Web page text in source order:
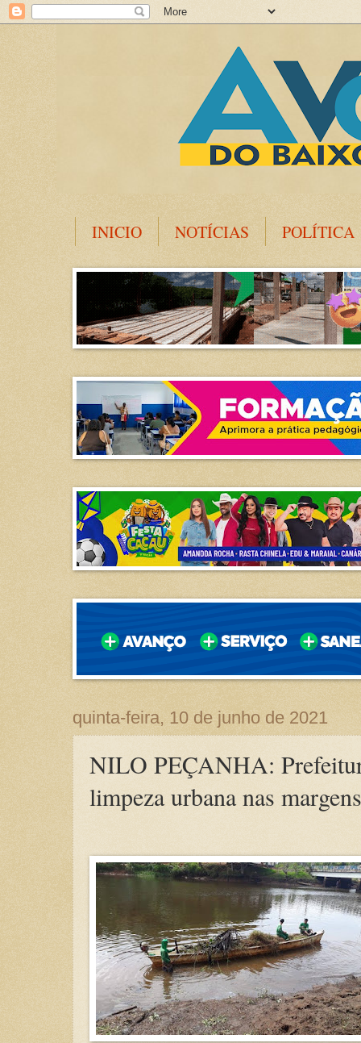
INICIO NOTÍCIAS POLÍTICA
quinta-feira, 10 de junho de 2021
NILO PEÇANHA:
limpeza urbana nas